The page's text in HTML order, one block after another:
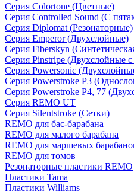
Серия Colortone (Цветные)
Серия Controlled Sound (С
Серия Diplomat (Резонаторные)
Серия Emperor (Двухслойные)
Серия Fiberskyn
Серия Pinstripe (Двухслойные
Серия Powersonic
Серия Powerstroke P3
Серия Powerstroke P4, 77
Серия REMO UT
Серия Silentstroke (Сетки)
REMO для бас-барабана
REMO для малого барабана
REMO для маршевых
REMO для томов
Резонаторные пластики REMO
Пластики Tama
Пластики Williams